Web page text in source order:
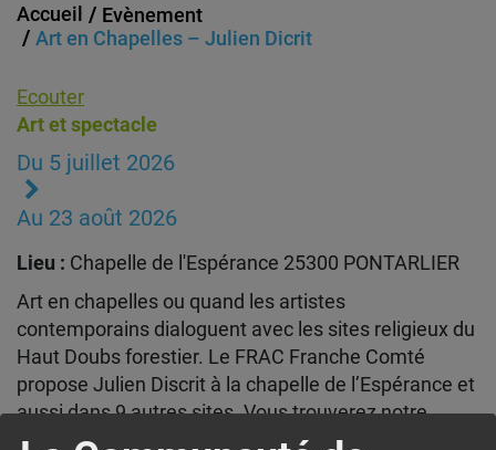
Accueil
Evènement
Art en Chapelles – Julien Dicrit
Ecouter
Art et spectacle
Du 5 juillet 2026
Au 23 août 2026
Lieu : Chapelle de l'Espérance 25300 PONTARLIER
Art en chapelles ou quand les artistes
contemporains dialoguent avec les sites religieux du
Haut Doubs forestier. Le FRAC Franche Comté
propose Julien Discrit à la chapelle de l’Espérance et
aussi dans 9 autres sites. Vous trouverez notre
dépliant guide tous les renseignements dans les